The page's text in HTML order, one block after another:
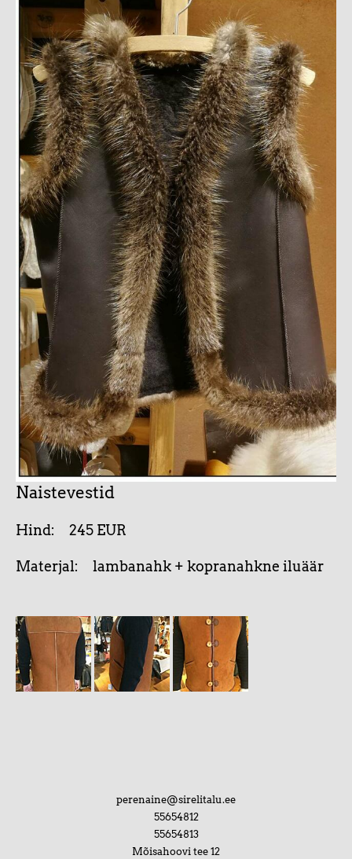
Naistevestid
Hind: 245 EUR
Materjal: lambanahk + kopranahkne iluäär
perenaine@sirelitalu.ee
55654812
55654813
Mõisahoovi tee 12